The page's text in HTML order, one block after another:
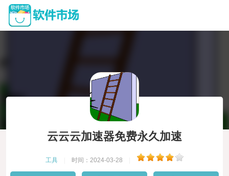
云云云加速器免费永久加速
工具 时间：2024-03-28